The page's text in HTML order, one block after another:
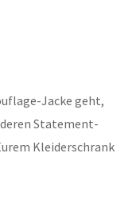
Jacke geht,
Statement-
Kleiderschrank